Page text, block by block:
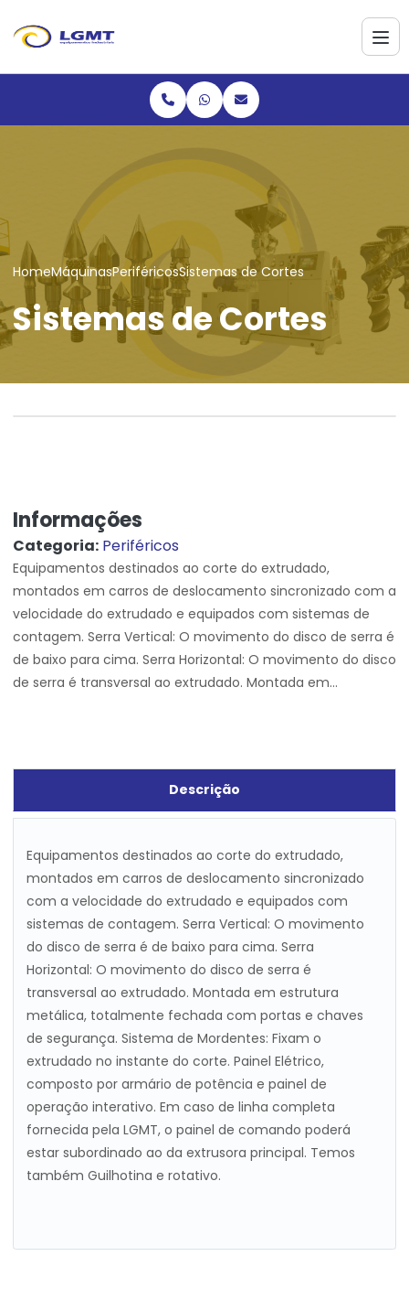
HomeMáquinasPeriféricosSistemas de Cortes
Sistemas de Cortes
Informações
Categoria: Periféricos
Equipamentos destinados ao corte do extrudado,
montados em carros de deslocamento sincronizado com a
velocidade do extrudado e equipados com sistemas de
contagem. Serra Vertical: O movimento do disco de serra é
de baixo para cima. Serra Horizontal: O movimento do disco
de serra é transversal ao extrudado. Montada em...
Descrição
Equipamentos destinados ao corte do extrudado,
montados em carros de deslocamento sincronizado
com a velocidade do extrudado e equipados com
sistemas de contagem. Serra Vertical: O movimento
do disco de serra é de baixo para cima. Serra
Horizontal: O movimento do disco de serra é
transversal ao extrudado. Montada em estrutura
metálica, totalmente fechada com portas e chaves
de segurança. Sistema de Mordentes: Fixam o
extrudado no instante do corte. Painel Elétrico,
composto por armário de potência e painel de
operação interativo. Em caso de linha completa
fornecida pela LGMT, o painel de comando poderá
estar subordinado ao da extrusora principal. Temos
também Guilhotina e rotativo.